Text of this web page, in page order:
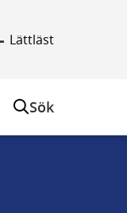
Lättläst
Sök